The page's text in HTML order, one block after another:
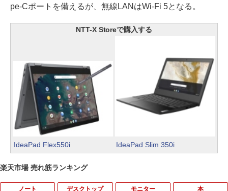
pe-Cポートを備えるが、無線LANはWi-Fi 5となる。
NTT-X Storeで購入する
IdeaPad Flex550i IdeaPad Slim 350i
楽天市場 売れ筋ランキング
ノート デスクトップ モニター 本